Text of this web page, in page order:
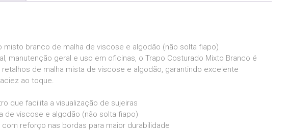
misto branco de malha de viscose e algodão (não solta fiapo)
manutenção geral e uso em oficinas, o Trapo Costurado Mixto Branco é
de malha mista de viscose e algodão, garantindo excelente
ao toque.
que facilita a visualização de sujeiras
de viscose e algodão (não solta fiapo)
com reforço nas bordas para maior durabilidade